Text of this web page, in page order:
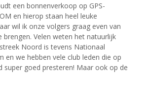
een bonnenverkoop op GPS-
en hierop staan heel leuke
wil ik onze volgers graag even van
brengen. Velen weten het natuurlijk
Noord is tevens Nationaal
en we hebben vele club leden die op
super goed presteren! Maar ook op de